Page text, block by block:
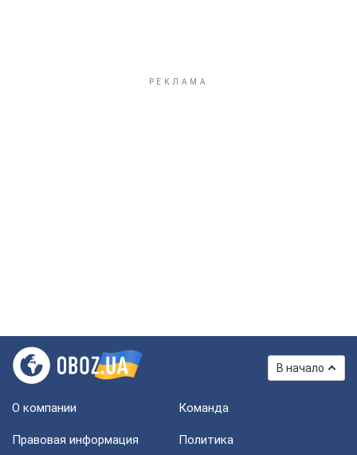
В начало
О компании Команда
Правовая информация
Политика